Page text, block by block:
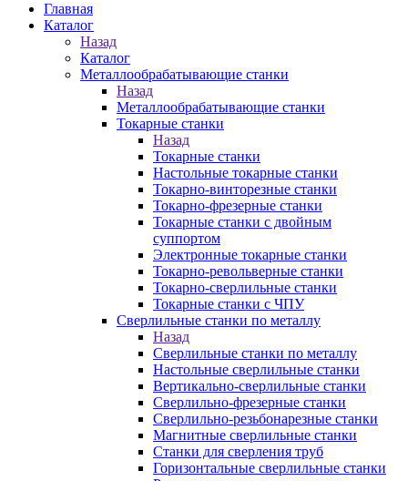
Главная
Каталог
Назад
Каталог
Металлообрабатывающие станки
Назад
Металлообрабатывающие станки
Токарные станки
Назад
Токарные станки
Настольные токарные станки
Токарно-винторезные станки
Токарно-фрезерные станки
Токарные станки с двойным
суппортом
Электронные токарные станки
Токарно-револьверные станки
Токарно-сверлильные станки
Токарные станки с ЧПУ
Сверлильные станки по металлу
Назад
Сверлильные станки по металлу
Настольные сверлильные станки
Вертикально-сверлильные станки
Сверлильно-фрезерные станки
Сверлильно-резьбонарезные станки
Магнитные сверлильные станки
Станки для сверления труб
Горизонтальные сверлильные станки